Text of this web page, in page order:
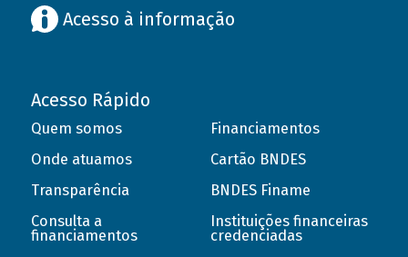
Acesso à informação
Acesso Rápido
Quem somos
Onde atuamos
Transparência
Consulta a
financiamentos
Financiamentos
Cartão BNDES
BNDES Finame
Instituições financeiras
credenciadas